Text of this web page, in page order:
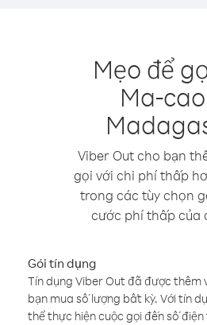
Mẹo để
Ma-
Viber Out cho bạn
gọi với chi phí thấp
trong các tùy chọn
cước phí thấp của
Gói tín dụng
Tín dụng Viber Out đã được thêm
bạn mua số lượng bất kỳ. Với tín
thể thực hiện cuộc gọi đến số